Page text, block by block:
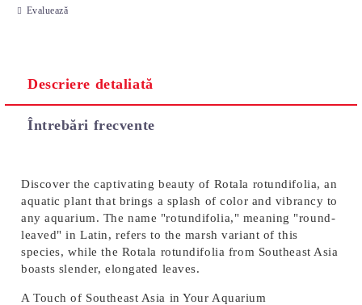
Evaluează
Descriere detaliată
Întrebări frecvente
Discover the captivating beauty of Rotala rotundifolia, an
aquatic plant that brings a splash of color and vibrancy to
any aquarium. The name "rotundifolia," meaning "round-
leaved" in Latin, refers to the marsh variant of this
species, while the Rotala rotundifolia from Southeast Asia
boasts slender, elongated leaves.
A Touch of Southeast Asia in Your Aquarium